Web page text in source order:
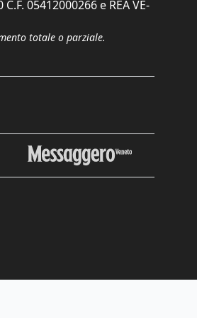
05412000266 e REA VE-
totale o parziale.